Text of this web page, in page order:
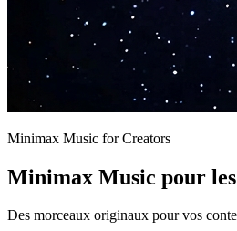
Minimax Music for Creators
Minimax Music pour
Des morceaux originaux pour vos